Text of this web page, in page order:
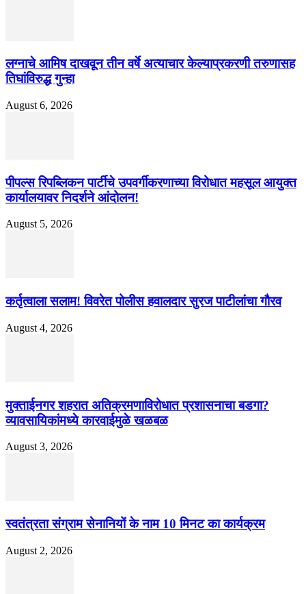
लग्नाचे आमिष दाखवून तीन वर्षे अत्याचार केल्याप्रकरणी तरुणासह
तिघांविरुद्ध गुन्हा
August 6, 2026
पीपल्स रिपब्लिकन पार्टीचे उपवर्गीकरणाच्या विरोधात महसूल आयुक्त
कार्यालयावर निदर्शने आंदोलन!
August 5, 2026
कर्तृत्वाला सलाम! विवरेत पोलीस हवालदार सुरज पाटीलांचा गौरव
August 4, 2026
मुक्ताईनगर शहरात अतिक्रमणाविरोधात प्रशासनाचा बडगा?
व्यावसायिकांमध्ये कारवाईमुळे खळबळ
August 3, 2026
स्वतंत्रता संग्राम सेनानियों के नाम 10 मिनट का कार्यक्रम
August 2, 2026